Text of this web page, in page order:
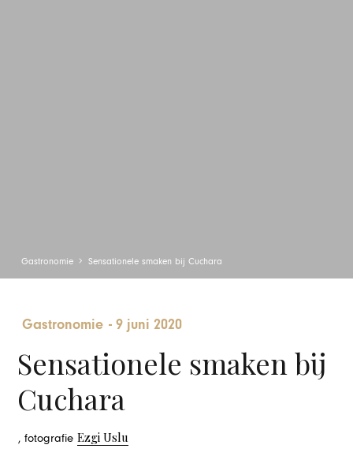
Gastronomie Sensationele smaken bij Cuchara
Gastronomie -9 juni 2020
Sensationele smaken bij
Cuchara
, fotografieEzgi Uslu